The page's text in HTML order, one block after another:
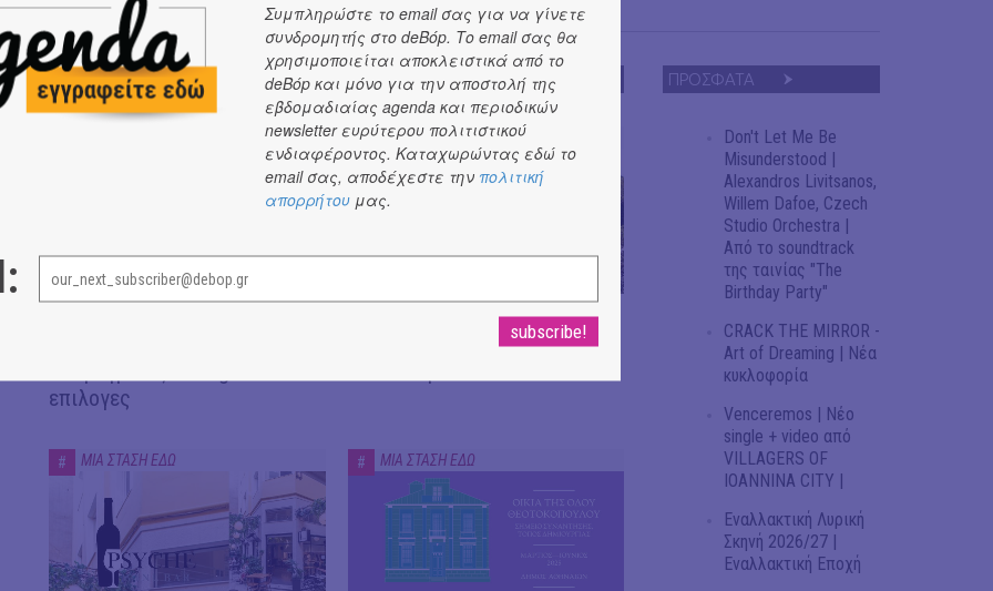
ΜΙΑ ΣΤΑΣΗ ΕΔΩ
επιλογες
# ΜΙΑ ΣΤΑΣΗ ΕΔΩ
KYKLOS - Ένας νέος τόπος
πολιτισμού βάζει θεμέλια
# ΜΙΑ ΣΤΑΣΗ ΕΔΩ # ΜΙΑ ΣΤΑΣΗ ΕΔΩ
ΠΡΟΣΦΑΤΑ
Don't Let Me Be
Misunderstood |
Alexandros Livitsanos,
Willem Dafoe, Czech
Studio Orchestra |
Από το soundtrack
της ταινίας "The
Birthday Party"
CRACK THE MIRROR -
Art of Dreaming | Νέα
κυκλοφορία
Venceremos | Νέο
single + video από
VILLAGERS OF
IOANNINA CITY |
Εναλλακτική Λυρική
Σκηνή 2026/27 |
Εναλλακτική Εποχή
Συμπληρώστε το email σας για να γίνετε
συνδρομητής στο deBόp. Το email σας θα
χρησιμοποιείται αποκλειστικά από το
deBόp και μόνο για την αποστολή της
εβδομαδιαίας agenda και περιοδικών
newsletter ευρύτερου πολιτιστικού
ενδιαφέροντος. Καταχωρώντας εδώ το
email σας, αποδέχεστε την πολιτική
απορρήτου μας.